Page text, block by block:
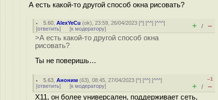
А есть какой-то другой способ окна рисовать?
5.60 ,AlexYeCu (ok), 23:59, 26/04/2023 [^] [^^] [^^^]
[ответить] [к модератору] + / –
>А есть какой-то другой способ окна
рисовать?
Ты не поверишь…
5.63 ,Аноним (63), 08:45, 27/04/2023 [^] [^^] [^^^]
[ответить] [к модератору]
–1
+ / –
X11, он более универсален, поддерживает сеть,